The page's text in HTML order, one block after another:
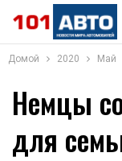
Домой 2020 Май
Немцы
для